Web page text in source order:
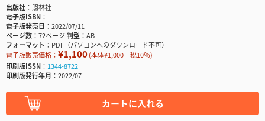
出版社
照林社
電子版ISBN
電子版発売日
2022/07/11
ページ数
72ページ判型
AB
フォーマット
PDF（パソコンへのダウンロード不可）
電子版販売価格： ¥1,100(本体¥1,000＋税10％)
印刷版ISSN
1344-8722
印刷版発行年月
2022/07
カートに入れる